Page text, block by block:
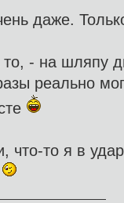
даже.
- на шляпу
реально
что-то я в